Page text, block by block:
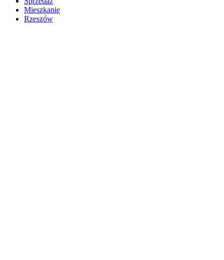
Mieszkanie
Rzeszów